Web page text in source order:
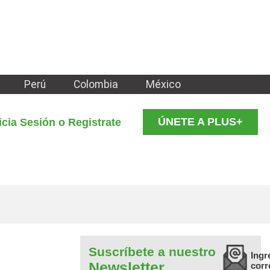
Perú Colombia México
Sesión o Registrate ÚNETE A PLUS+
Suscríbete a nuestro